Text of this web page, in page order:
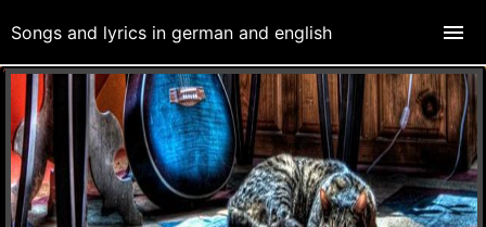
Songs and lyrics in german and english